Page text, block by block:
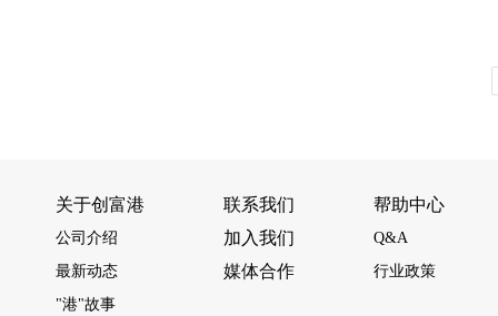
关于创富港
公司介绍
最新动态
"港"故事
联系我们
加入我们
媒体合作
帮助中心
Q&A
行业政策